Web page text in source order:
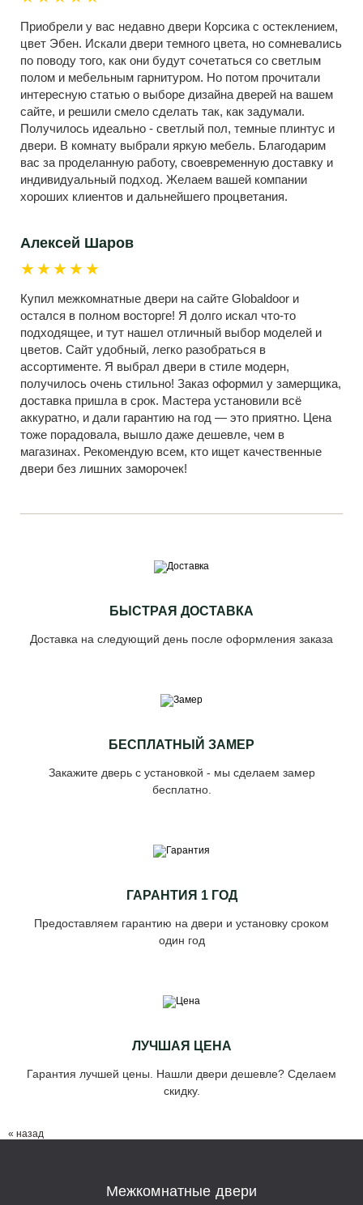
Приобрели у вас недавно двери Корсика с остеклением,
цвет Эбен. Искали двери темного цвета, но сомневались
по поводу того, как они будут сочетаться со светлым
полом и мебельным гарнитуром. Но потом прочитали
интересную статью о выборе дизайна дверей на вашем
сайте, и решили смело сделать так, как задумали.
Получилось идеально - светлый пол, темные плинтус и
двери. В комнату выбрали яркую мебель. Благодарим
вас за проделанную работу, своевременную доставку и
индивидуальный подход. Желаем вашей компании
хороших клиентов и дальнейшего процветания.
Алексей Шаров
★★★★★
Купил межкомнатные двери на сайте Globaldoor и
остался в полном восторге! Я долго искал что-то
подходящее, и тут нашел отличный выбор моделей и
цветов. Сайт удобный, легко разобраться в
ассортименте. Я выбрал двери в стиле модерн,
получилось очень стильно! Заказ оформил у замерщика,
доставка пришла в срок. Мастера установили всё
аккуратно, и дали гарантию на год — это приятно. Цена
тоже порадовала, вышло даже дешевле, чем в
магазинах. Рекомендую всем, кто ищет качественные
двери без лишних заморочек!
БЫСТРАЯ ДОСТАВКА
Доставка на следующий день после оформления заказа
БЕСПЛАТНЫЙ ЗАМЕР
Закажите дверь с установкой - мы сделаем замер
бесплатно.
ГАРАНТИЯ 1 ГОД
Предоставляем гарантию на двери и установку сроком
один год
ЛУЧШАЯ ЦЕНА
Гарантия лучшей цены. Нашли двери дешевле? Сделаем
скидку.
« назад
Межкомнатные двери